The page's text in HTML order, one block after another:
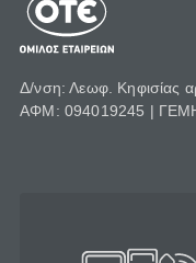
Δ/νση: Λεωφ. Κηφισίας
ΑΦΜ: 094019245 |